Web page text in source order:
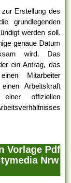
Erstellung des
grundlegenden
werden soll.
genaue Datum
wird. Das
ein Antrag, das
Mitarbeiter
Arbeitskraft
offiziellen
Vorlage Pdf
Nrw